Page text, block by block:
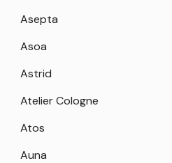
Asepta
Asoa
Astrid
Atelier Cologne
Atos
Auna